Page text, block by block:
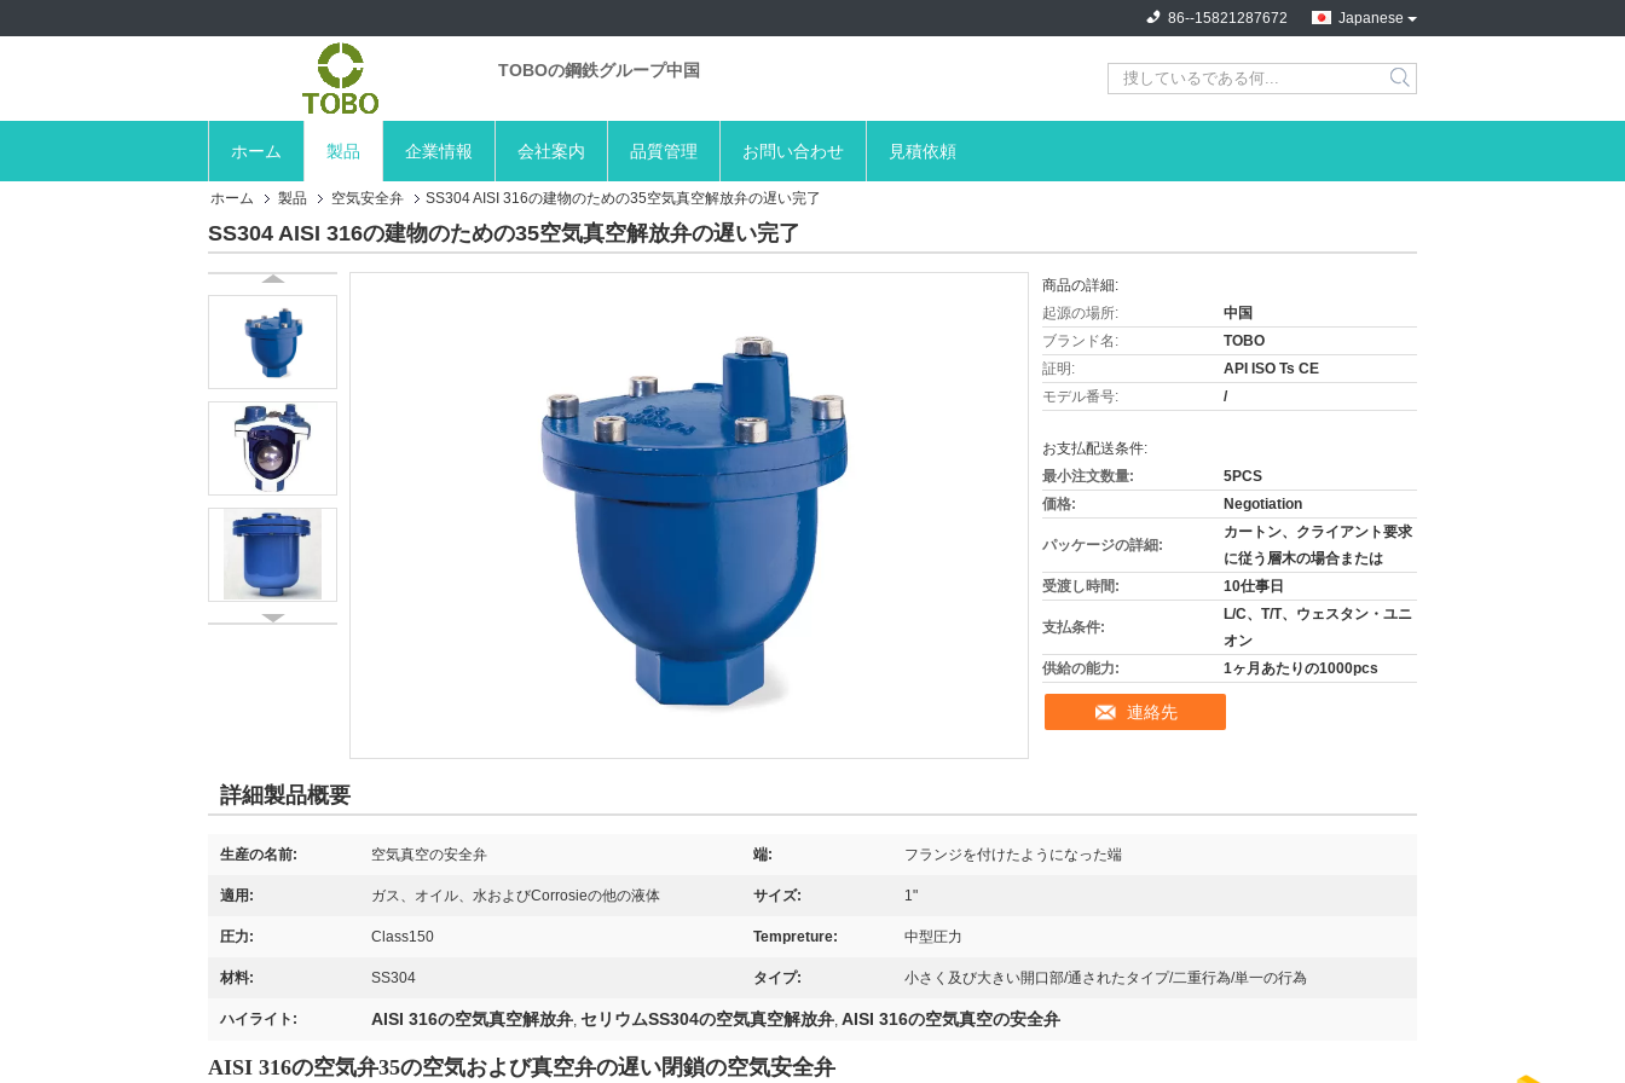
Japanese
86--15821287672
TOBOの鋼鉄グループ中国
ホーム 製品 企業情報 会社案内 品質管理 お問い合わせ 見積依頼
ホーム 製品 空気安全弁 SS304 AISI 316の建物のための35空気真空解放弁の遅い完了
SS304 AISI 316の建物のための35空気真空解放弁の遅い完了
商品の詳細:
起源の場所:
中国
ブランド名:
TOBO
証明:
API ISO Ts CE
モデル番号:
/
お支払配送条件:
最小注文数量:
5PCS
価格:
Negotiation
パッケージの詳細:
カートン、クライアント要求
に従う層木の場合または
受渡し時間:
10仕事日
支払条件:
L/C、T/T、ウェスタン・ユニ
オン
供給の能力:
1ヶ月あたりの1000pcs
連絡先
詳細製品概要
生産の名前: 空気真空の安全弁 端: フランジを付けたようになった端
適用: ガス、オイル、水およびCorrosieの他の液体 サイズ: 1"
圧力: Class150 Tempreture: 中型圧力
材料: SS304 タイプ: 小さく及び大きい開口部/通されたタイプ/二重行為/単一の行為
ハイライト: AISI 316の空気真空解放弁, セリウムSS304の空気真空解放弁, AISI 316の空気真空の安全弁
AISI 316の空気弁35の空気および真空弁の遅い閉鎖の空気安全弁